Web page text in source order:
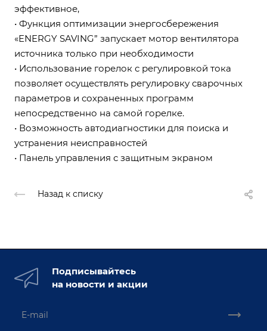
эффективное,
• Функция оптимизации энергосбережения
«ENERGY SAVING” запускает мотор вентилятора
источника только при необходимости
• Использование горелок с регулировкой тока
позволяет осуществлять регулировку сварочных
параметров и сохраненных программ
непосредственно на самой горелке.
• Возможность автодиагностики для поиска и
устранения неисправностей
• Панель управления с защитным экраном
Назад к списку
Подписывайтесь
на новости и акции